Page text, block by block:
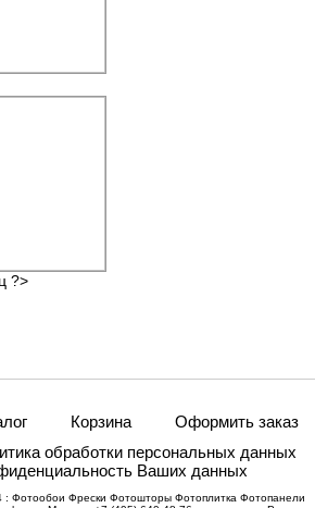
?>
Корзина Оформить заказ
обработки персональных данных
Ваших данных
: Фотообои Фрески Фотошторы Фотоплитка Фотопанели